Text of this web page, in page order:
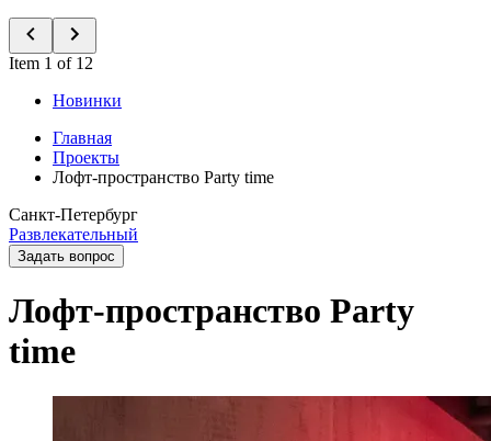
Item 1 of 12
Новинки
Главная
Проекты
Лофт-пространство Party time
Санкт-Петербург
Развлекательный
Задать вопрос
Лофт-пространство Party
time